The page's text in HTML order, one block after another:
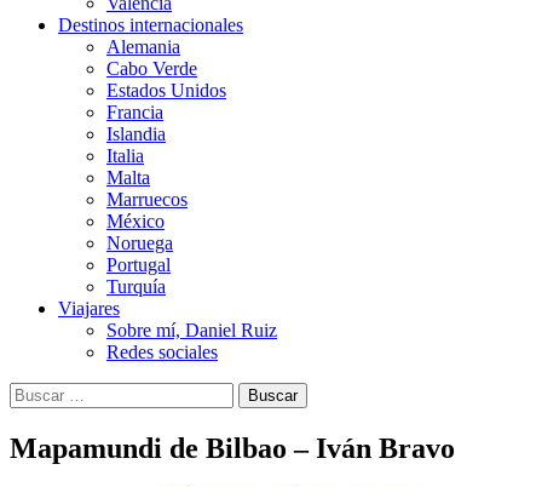
Destinos internacionales
Alemania
Cabo Verde
Estados Unidos
Francia
Islandia
Italia
Malta
Marruecos
México
Noruega
Portugal
Turquía
Viajares
Sobre mí, Daniel Ruiz
Redes sociales
Buscar:
Mapamundi de Bilbao – Iván Bravo